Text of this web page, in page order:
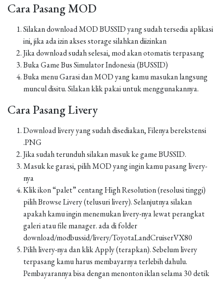
Cara Pasang MOD
Silakan download MOD BUSSID yang sudah tersedia aplikasi
ini, jika ada izin akses storage silahkan diizinkan
Jika download sudah selesai, mod akan otomatis terpasang
Buka Game Bus Simulator Indonesia (BUSSID)
Buka menu Garasi dan MOD yang kamu masukan langsung
muncul disitu. Silakan klik pakai untuk menggunakannya.
Cara Pasang Livery
Download livery yang sudah disediakan, Filenya berekstensi
.PNG
Jika sudah terunduh silakan masuk ke game BUSSID.
Masuk ke garasi, pilih MOD yang ingin kamu pasang livery-
nya
Klik ikon “palet” centang High Resolution (resolusi tinggi)
pilih Browse Livery (telusuri livery). Selanjutnya silakan
apakah kamu ingin menemukan livery-nya lewat perangkat
galeri atau file manager. ada di folder
download/modbussid/livery/ToyotaLandCruiserVX80
Pilih livery-nya dan klik Apply (terapkan). Sebelum livery
terpasang kamu harus membayarnya terlebih dahulu.
Pembayarannya bisa dengan menonton iklan selama 30 detik